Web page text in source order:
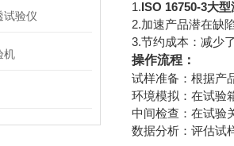
试验仪
机
1.‌ISO 16750-3‌大
‌2.加速产品潜在缺
‌3.节约成本‌：减少
操作流程‌：
试样准备‌：根据产
环境模拟‌：在试验
中间检查‌：在试验
数据分析‌：评估试